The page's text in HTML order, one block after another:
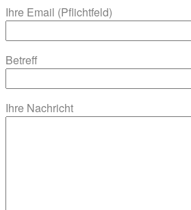
Ihre Email (Pflichtfeld)
Betreff
Ihre Nachricht